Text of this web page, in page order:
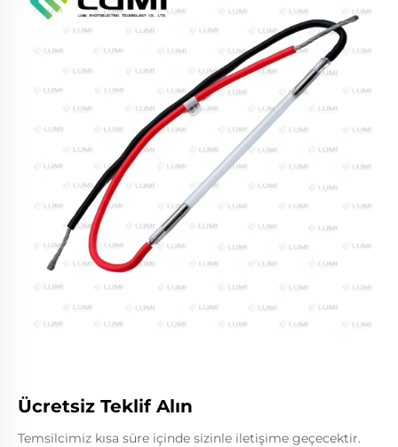
Ücretsiz Teklif Alın
Temsilcimiz kısa süre içinde sizinle iletişime geçecektir.